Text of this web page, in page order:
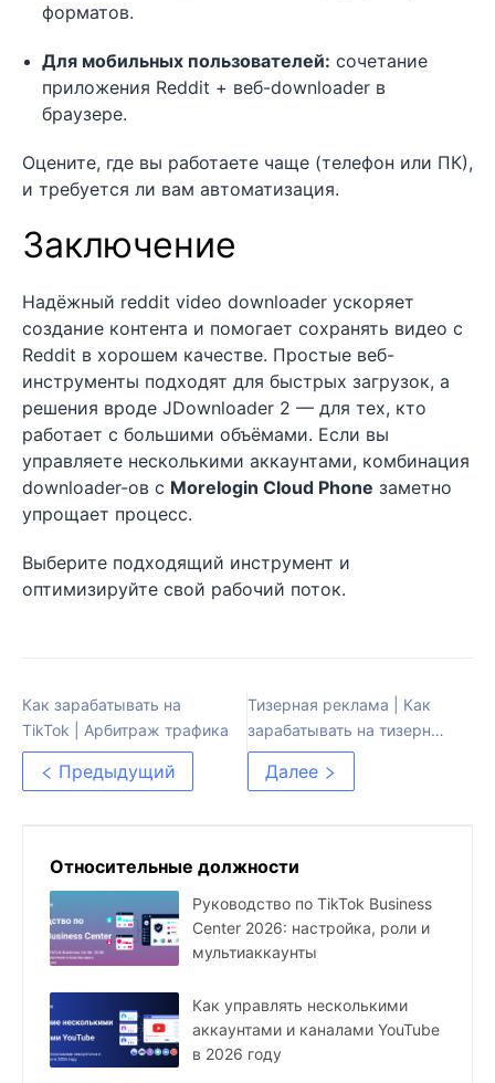
форматов.
Для мобильных пользователей: сочетание
приложения Reddit + веб-downloader в
браузере.
Оцените, где вы работаете чаще (телефон или ПК),
и требуется ли вам автоматизация.
Заключение
Надёжный reddit video downloader ускоряет
создание контента и помогает сохранять видео с
Reddit в хорошем качестве. Простые веб-
инструменты подходят для быстрых загрузок, а
решения вроде JDownloader 2 — для тех, кто
работает с большими объёмами. Если вы
управляете несколькими аккаунтами, комбинация
downloader-ов с Morelogin Cloud Phone заметно
упрощает процесс.
Выберите подходящий инструмент и
оптимизируйте свой рабочий поток.
Как зарабатывать на
TikTok | Арбитраж трафика
Предыдущий
Тизерная реклама | Как
зарабатывать на тизерных
сетях
Далее
Относительные должности
Руководство по TikTok Business
Center 2026: настройка, роли и
мультиаккаунты
Как управлять несколькими
аккаунтами и каналами YouTube
в 2026 году